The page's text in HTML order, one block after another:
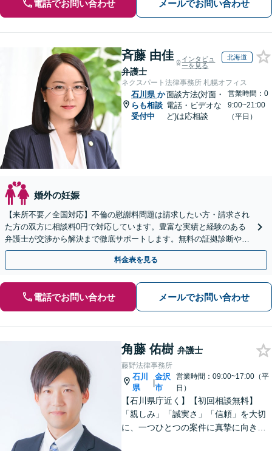
電話でお問い合わせ メールでお問い合わせ
斉藤 由佳
弁護士
インタビュ
ーを見る
北海道
ネクスパート法律事務所 札幌オフィス
石川県 か
らも相談
受付中
面談方法(対面・
電話・ビデオな
ど)は応相談
営業時間：0
9:00~21:00
（平日）
婚外の妊娠
【来所不要／全国対応】不倫の慰謝料問題は請求したい方・請求され
た方の双方に相談料0円で対応しています。豊富な実績と経験のある
弁護士が交渉から解決まで徹底サポートします。無料の証拠診断や着
手金の返還保証もありますので安心してご相談ください。
料金表を見る
電話でお問い合わせ メールでお問い合わせ
角藤 佑樹 弁護士
藤野法律事務所
石川
県
|
金沢
市
営業時間：09:00~17:00（平
日）
【石川県庁近く】【初回相談無料】
「親しみ」「誠実さ」「信頼」を大切
に、一つひとつの案件に真摯に向き合